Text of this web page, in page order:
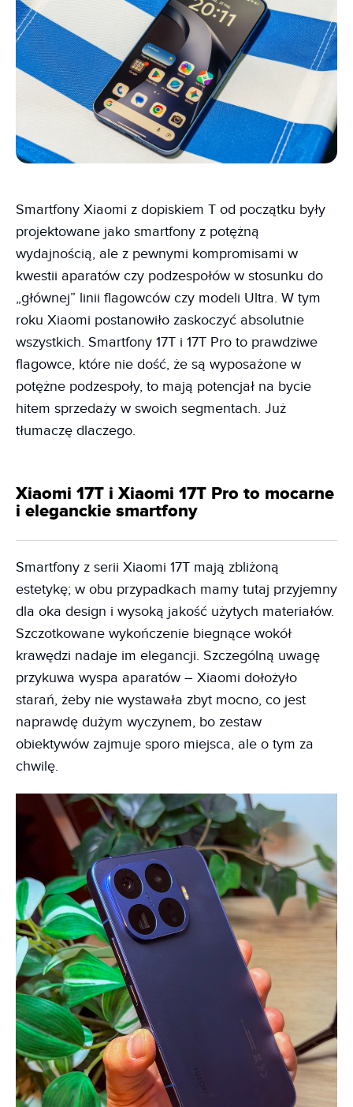
Smartfony Xiaomi z dopiskiem T od początku były
projektowane jako smartfony z potężną
wydajnością, ale z pewnymi kompromisami w
kwestii aparatów czy podzespołów w stosunku do
„głównej” linii flagowców czy modeli Ultra. W tym
roku Xiaomi postanowiło zaskoczyć absolutnie
wszystkich. Smartfony 17T i 17T Pro to prawdziwe
flagowce, które nie dość, że są wyposażone w
potężne podzespoły, to mają potencjał na bycie
hitem sprzedaży w swoich segmentach. Już
tłumaczę dlaczego.
Xiaomi 17T i Xiaomi 17T Pro to mocarne
i eleganckie smartfony
Smartfony z serii Xiaomi 17T mają zbliżoną
estetykę; w obu przypadkach mamy tutaj przyjemny
dla oka design i wysoką jakość użytych materiałów.
Szczotkowane wykończenie biegnące wokół
krawędzi nadaje im elegancji. Szczególną uwagę
przykuwa wyspa aparatów – Xiaomi dołożyło
starań, żeby nie wystawała zbyt mocno, co jest
naprawdę dużym wyczynem, bo zestaw
obiektywów zajmuje sporo miejsca, ale o tym za
chwilę.